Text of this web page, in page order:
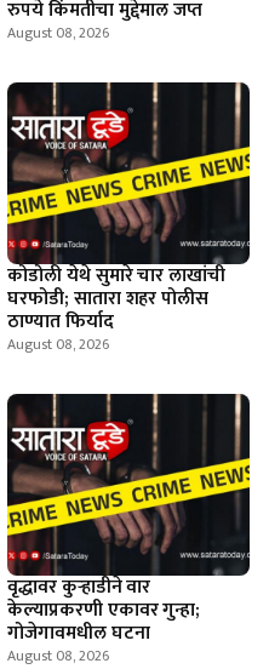
रुपये किंमतीचा मुद्देमाल जप्त
August 08, 2026
कोडोली येथे सुमारे चार लाखांची
घरफोडी; सातारा शहर पोलीस
ठाण्यात फिर्याद
August 08, 2026
वृद्धावर कुऱ्हाडीने वार
केल्याप्रकरणी एकावर गुन्हा;
गोजेगावमधील घटना
August 08, 2026